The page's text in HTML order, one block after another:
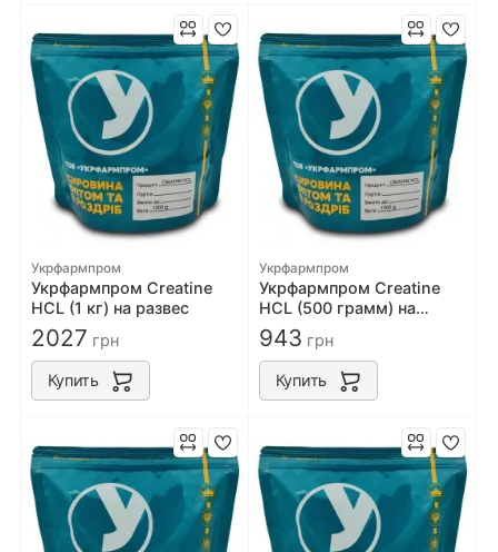
Укрфармпром
Укрфармпром Creatine
HCL (1 кг) на развес
2027 грн
Купить
Укрфармпром
Укрфармпром Creatine
HCL (500 грамм) на
развес
943 грн
Купить